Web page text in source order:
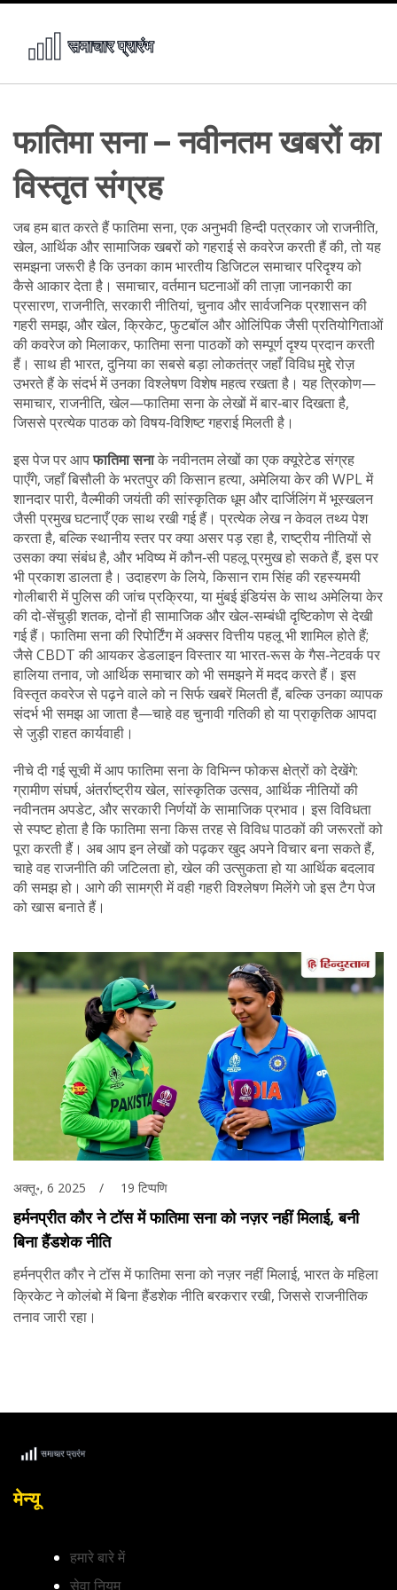
फातिमा सना – नवीनतम खबरों का
विस्तृत संग्रह
जब हम बात करते हैंफातिमा सना, एक अनुभवी हिन्दी पत्रकार जो राजनीति,
खेल, आर्थिक और सामाजिक खबरों को गहराई से कवरेज करती हैंकी, तो यह
समझना जरूरी है कि उनका काम भारतीय डिजिटल समाचार परिदृश्य को
कैसे आकार देता है। समाचार, वर्तमान घटनाओं की ताज़ा जानकारीका
प्रसारण, राजनीति, सरकारी नीतियां, चुनाव और सार्वजनिक प्रशासनकी
गहरी समझ, औरखेल, क्रिकेट, फुटबॉल और ओलिंपिक जैसी प्रतियोगिताओं
की कवरेजको मिलाकर, फातिमा सना पाठकों को सम्पूर्ण दृश्य प्रदान करती
हैं। साथ हीभारत, दुनिया का सबसे बड़ा लोकतंत्र जहाँ विविध मुद्दे रोज़
उभरते हैंके संदर्भ में उनका विश्लेषण विशेष महत्व रखता है। यह त्रिकोण—
समाचार, राजनीति, खेल—फातिमा सना के लेखों में बार‑बार दिखता है,
जिससे प्रत्येक पाठक को विषय‑विशिष्ट गहराई मिलती है।
इस पेज पर आपफातिमा सनाके नवीनतम लेखों का एक क्यूरेटेड संग्रह
पाएँगे, जहाँ बिसौली के भरतपुर की किसान हत्या, अमेलिया केर की WPL में
शानदार पारी, वैल्मीकी जयंती की सांस्कृतिक धूम और दार्जिलिंग में भूस्खलन
जैसी प्रमुख घटनाएँ एक साथ रखी गई हैं। प्रत्येक लेख न केवल तथ्य पेश
करता है, बल्कि स्थानीय स्तर पर क्या असर पड़ रहा है, राष्ट्रीय नीतियों से
उसका क्या संबंध है, और भविष्य में कौन‑सी पहलू प्रमुख हो सकते हैं, इस पर
भी प्रकाश डालता है। उदाहरण के लिये, किसान राम सिंह की रहस्यमयी
गोलीबारी में पुलिस की जांच प्रक्रिया, या मुंबई इंडियंस के साथ अमेलिया केर
की दो‑सेंचुड़ी शतक, दोनों ही सामाजिक और खेल‑सम्बंधी दृष्टिकोण से देखी
गई हैं। फातिमा सना की रिपोर्टिंग में अक्सर वित्तीय पहलू भी शामिल होते हैं;
जैसे CBDT की आयकर डेडलाइन विस्तार या भारत‑रूस के गैस‑नेटवर्क पर
हालिया तनाव, जो आर्थिक समाचार को भी समझने में मदद करते हैं। इस
विस्तृत कवरेज से पढ़ने वाले को न सिर्फ खबरें मिलती हैं, बल्कि उनका व्यापक
संदर्भ भी समझ आ जाता है—चाहे वह चुनावी गतिकी हो या प्राकृतिक आपदा
से जुड़ी राहत कार्यवाही।
नीचे दी गई सूची में आप फातिमा सना के विभिन्न फोकस क्षेत्रों को देखेंगे:
ग्रामीण संघर्ष, अंतर्राष्ट्रीय खेल, सांस्कृतिक उत्सव, आर्थिक नीतियों की
नवीनतम अपडेट, और सरकारी निर्णयों के सामाजिक प्रभाव। इस विविधता
से स्पष्ट होता है कि फातिमा सना किस तरह से विविध पाठकों की जरूरतों को
पूरा करती हैं। अब आप इन लेखों को पढ़कर खुद अपने विचार बना सकते हैं,
चाहे वह राजनीति की जटिलता हो, खेल की उत्सुकता हो या आर्थिक बदलाव
की समझ हो। आगे की सामग्री में वही गहरी विश्लेषण मिलेंगे जो इस टैग पेज
को खास बनाते हैं।
अक्तू॰, 6 2025 19 टिप्पणि
हर्मनप्रीत कौर ने टॉस में फातिमा सना को नज़र नहीं मिलाई, बनी
बिना हैंडशेक नीति
हर्मनप्रीत कौर ने टॉस में फातिमा सना को नज़र नहीं मिलाई, भारत के महिला
क्रिकेट ने कोलंबो में बिना हैंडशेक नीति बरकरार रखी, जिससे राजनीतिक
तनाव जारी रहा।
मेन्यू
हमारे बारे में
सेवा नियम